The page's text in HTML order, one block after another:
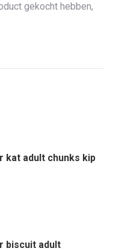
gekocht hebben,
kat adult chunks kip
biscuit adult